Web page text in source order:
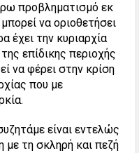
προβληματισμό εκ
να οριοθετήσει
έχει την κυριαρχία
επίδικης περιοχής
να φέρει στην κρίση
που με
είναι εντελώς
με τη σκληρή και πεζή